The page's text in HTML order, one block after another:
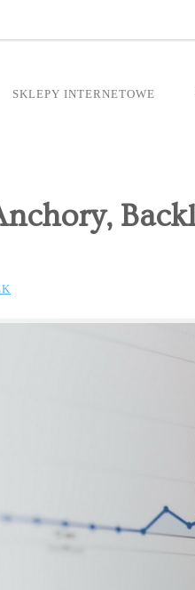
SKLEPY INTERNETOWE